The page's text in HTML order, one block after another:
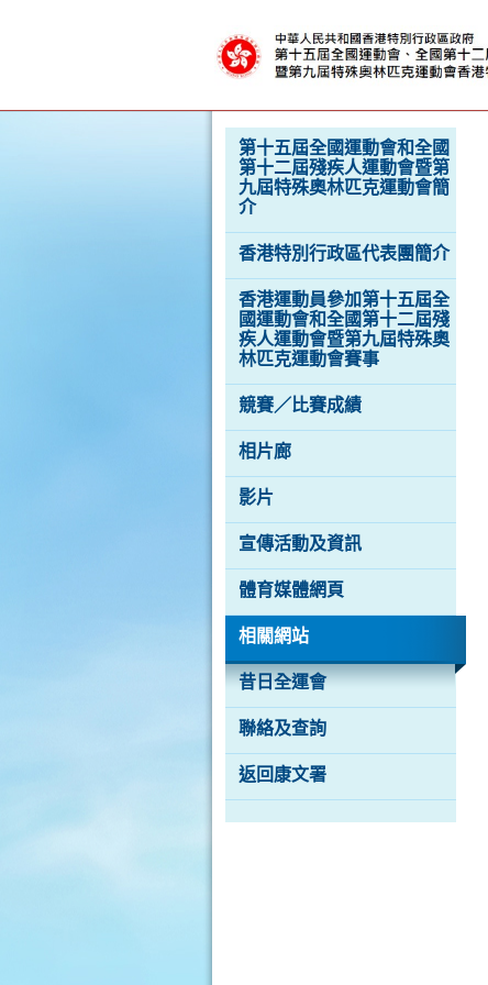
按“Tab”進入菜單
第十五屆全國運動會和全國
第十二屆殘疾人運動會暨第
九屆特殊奧林匹克運動會簡
介
香港特別行政區代表團簡介
香港運動員參加第十五屆全
國運動會和全國第十二屆殘
疾人運動會暨第九屆特殊奧
林匹克運動會賽事
競賽／比賽成績
相片廊
影片
宣傳活動及資訊
體育媒體網頁
相關網站
昔日全運會
聯絡及查詢
返回康文署